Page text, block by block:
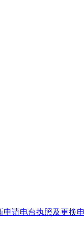
电台执照及更换电